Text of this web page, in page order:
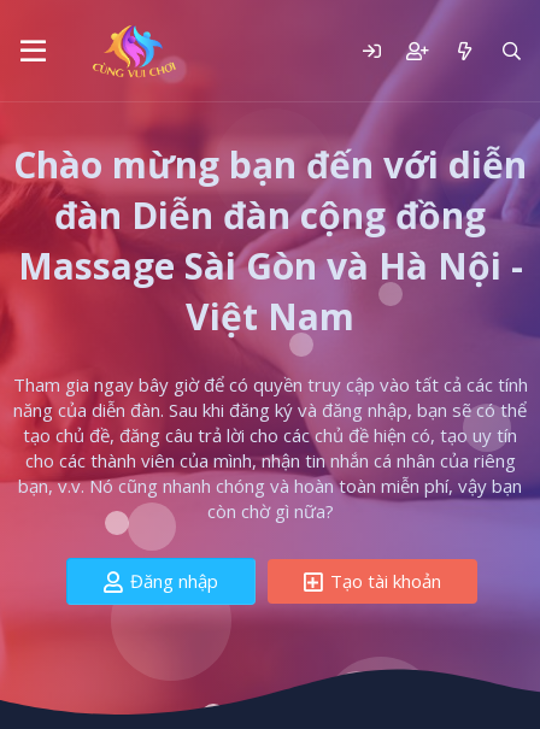
Chào mừng bạn đến với diễn
đàn Diễn đàn cộng đồng
Massage Sài Gòn và Hà Nội -
Việt Nam
Tham gia ngay bây giờ để có quyền truy cập vào tất cả các tính
năng của diễn đàn. Sau khi đăng ký và đăng nhập, bạn sẽ có thể
tạo chủ đề, đăng câu trả lời cho các chủ đề hiện có, tạo uy tín
cho các thành viên của mình, nhận tin nhắn cá nhân của riêng
bạn, v.v. Nó cũng nhanh chóng và hoàn toàn miễn phí, vậy bạn
còn chờ gì nữa?
Đăng nhập Tạo tài khoản